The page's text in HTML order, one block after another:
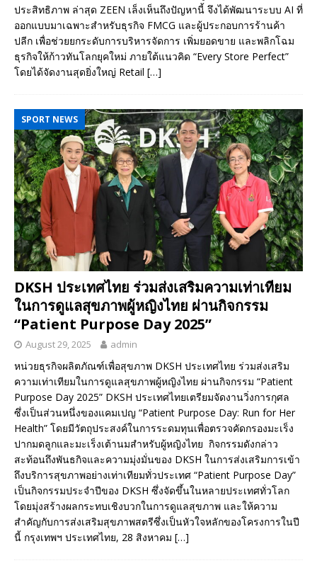
ประสิทธิภาพ ล่าสุด ZEEN เล็งเห็นถึงปัญหานี้ จึงได้พัฒนาระบบ AI ที่
ออกแบบมาเฉพาะสำหรับธุรกิจ FMCG และผู้ประกอบการร้านค้า
ปลีก เพื่อช่วยยกระดับการบริหารจัดการ เพิ่มยอดขาย และพลิกโฉม
ธุรกิจให้ก้าวทันโลกยุคใหม่ ภายใต้แนวคิด “Every Store Perfect”
โดยได้จัดงานสุดยิ่งใหญ่ Retail […]
SPORT NEWS
DKSH ประเทศไทย ร่วมส่งเสริมความเท่าเทียม
ในการดูแลสุขภาพผู้หญิงไทย ผ่านกิจกรรม
“Patient Purpose Day 2025”
August 29, 2025 admin
หน่วยธุรกิจผลิตภัณฑ์เพื่อสุขภาพ DKSH ประเทศไทย ร่วมส่งเสริม
ความเท่าเทียมในการดูแลสุขภาพผู้หญิงไทย ผ่านกิจกรรม “Patient
Purpose Day 2025” DKSH ประเทศไทยเตรียมจัดงานวิ่งการกุศล
ซึ่งเป็นส่วนหนึ่งของแคมเปญ “Patient Purpose Day: Run for Her
Health” โดยมีวัตถุประสงค์ในการระดมทุนเพื่อตรวจคัดกรองมะเร็ง
ปากมดลูกและมะเร็งเต้านมสำหรับผู้หญิงไทย กิจกรรมดังกล่าว
สะท้อนถึงพันธกิจและความมุ่งมั่นของ DKSH ในการส่งเสริมการเข้า
ถึงบริการสุขภาพอย่างเท่าเทียมทั่วประเทศ “Patient Purpose Day”
เป็นกิจกรรมประจำปีของ DKSH ซึ่งจัดขึ้นในหลายประเทศทั่วโลก
โดยมุ่งสร้างผลกระทบเชิงบวกในการดูแลสุขภาพ และให้ความ
สำคัญกับการส่งเสริมสุขภาพสตรีซึ่งเป็นหัวใจหลักของโครงการในปี
นี้ กรุงเทพฯ ประเทศไทย, 28 สิงหาคม […]